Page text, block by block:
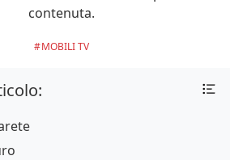
contenuta.
MOBILI TV